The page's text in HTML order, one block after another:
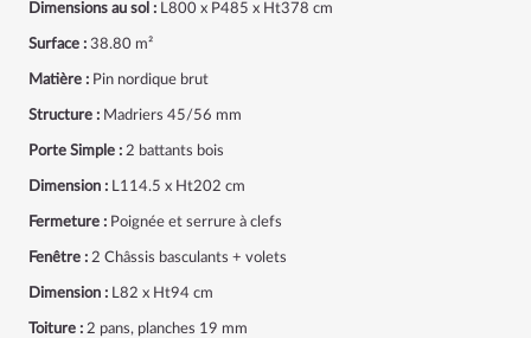
Dimensions au sol : L800 x P485 x Ht378 cm
Surface : 38.80 m²
Matière : Pin nordique brut
Structure : Madriers 45/56 mm
Porte Simple : 2 battants bois
Dimension : L114.5 x Ht202 cm
Fermeture : Poignée et serrure à clefs
Fenêtre : 2 Châssis basculants + volets
Dimension : L82 x Ht94 cm
Toiture : 2 pans, planches 19 mm